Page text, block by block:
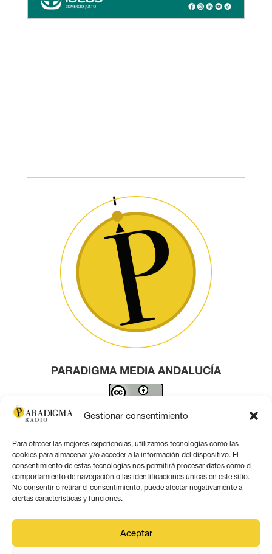
Gestionar consentimiento
Para ofrecer las mejores experiencias, utilizamos tecnologías como las
cookies para almacenar y/o acceder a la información del dispositivo. El
consentimiento de estas tecnologías nos permitirá procesar datos como el
comportamiento de navegación o las identificaciones únicas en este sitio.
No consentir o retirar el consentimiento, puede afectar negativamente a
ciertas características y funciones.
Aceptar
PARADIGMA MEDIA ANDALUCÍA
Este obra está bajo una licencia de Creative Commons
Contacto por correo
Aviso legal